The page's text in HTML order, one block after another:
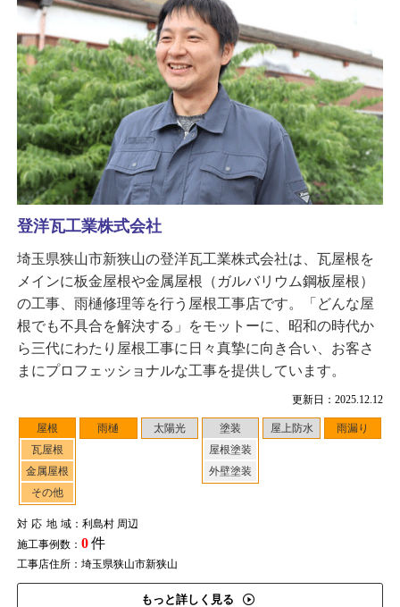
更新日：2025.12.12
屋根
瓦屋根
金属屋根
その他
雨樋 太陽光
塗装
屋根塗装
外壁塗装
屋上防水 雨漏り
対応地域：利島村 周辺
施工事例数： 0件
工事店住所：埼玉県狭山市新狭山
もっと詳しく見る
登洋瓦工業株式会社
埼玉県狭山市新狭山の登洋瓦工業株式会社は、瓦屋根を
メインに板金屋根や金属屋根（ガルバリウム鋼板屋根）
の工事、雨樋修理等を行う屋根工事店です。「どんな屋
根でも不具合を解決する」をモットーに、昭和の時代か
ら三代にわたり屋根工事に日々真摯に向き合い、お客さ
まにプロフェッショナルな工事を提供しています。